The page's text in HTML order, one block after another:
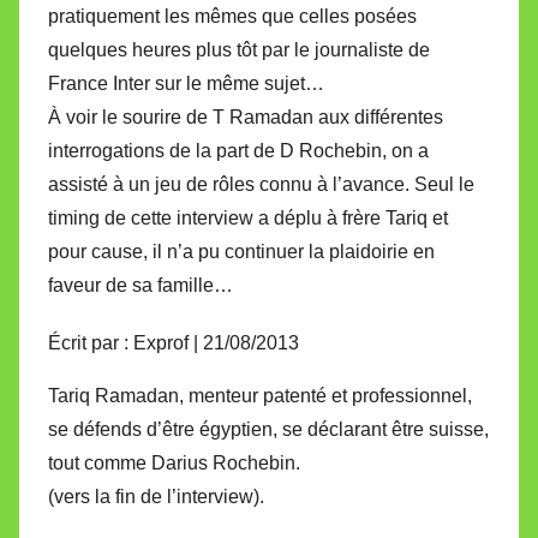
pratiquement les mêmes que celles posées
quelques heures plus tôt par le journaliste de
France Inter sur le même sujet…
À voir le sourire de T Ramadan aux différentes
interrogations de la part de D Rochebin, on a
assisté à un jeu de rôles connu à l’avance. Seul le
timing de cette interview a déplu à frère Tariq et
pour cause, il n’a pu continuer la plaidoirie en
faveur de sa famille…
Écrit par : Exprof | 21/08/2013
Tariq Ramadan, menteur patenté et professionnel,
se défends d’être égyptien, se déclarant être suisse,
tout comme Darius Rochebin.
(vers la fin de l’interview).